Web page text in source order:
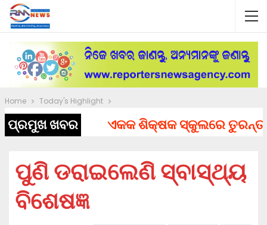
Home Today's Highlight
ପ୍ରମୁଖ ଖବର ଏକକ ଶିକ୍ଷକ ସ୍କୁଲରେ ତୁରନ୍ତ
ପୁଣି ଡରାଇଲେଣି ସ୍ବାସ୍ଥ୍ୟ
ବିଶେଷଜ୍ଞ